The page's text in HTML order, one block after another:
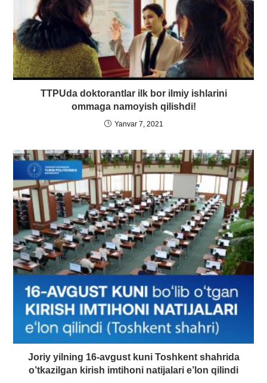
TTPUda doktorantlar ilk bor ilmiy ishlarini
ommaga namoyish qilishdi!
Yanvar 7, 2021
Joriy yilning 16-avgust kuni Toshkent shahrida
o’tkazilgan kirish imtihoni natijalari e’lon qilindi